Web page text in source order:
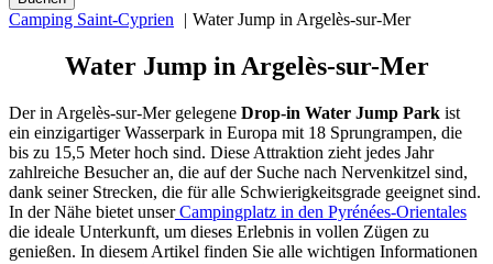
Camping Saint-Cyprien Water Jump in Argelès-sur-Mer
Water Jump in Argelès-sur-Mer
Der in Argelès-sur-Mer gelegene Drop-in Water Jump Park ist
ein einzigartiger Wasserpark in Europa mit 18 Sprungrampen, die
bis zu 15,5 Meter hoch sind. Diese Attraktion zieht jedes Jahr
zahlreiche Besucher an, die auf der Suche nach Nervenkitzel sind,
dank seiner Strecken, die für alle Schwierigkeitsgrade geeignet sind.
In der Nähe bietet unser Campingplatz in den Pyrénées-Orientales
die ideale Unterkunft, um dieses Erlebnis in vollen Zügen zu
genießen. In diesem Artikel finden Sie alle wichtigen Informationen